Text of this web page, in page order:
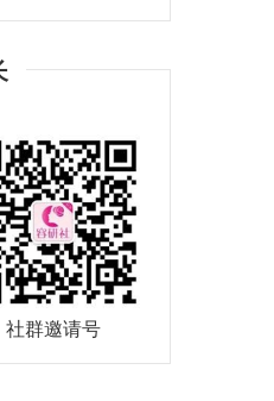
社群邀请号